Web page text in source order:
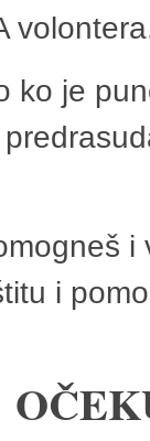
ko je
i